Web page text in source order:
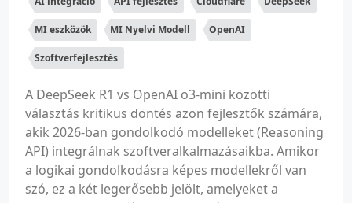
MI eszközök MI Nyelvi Modell OpenAI
Szoftverfejlesztés
A DeepSeek R1 vs OpenAI o3-mini közötti
választás kritikus döntés azon fejlesztők számára,
akik 2026-ban gondolkodó modelleket (Reasoning
API) integrálnak szoftveralkalmazásaikba. Amikor
a logikai gondolkodásra képes modellekről van
szó, ez a két legerősebb jelölt, amelyeket a